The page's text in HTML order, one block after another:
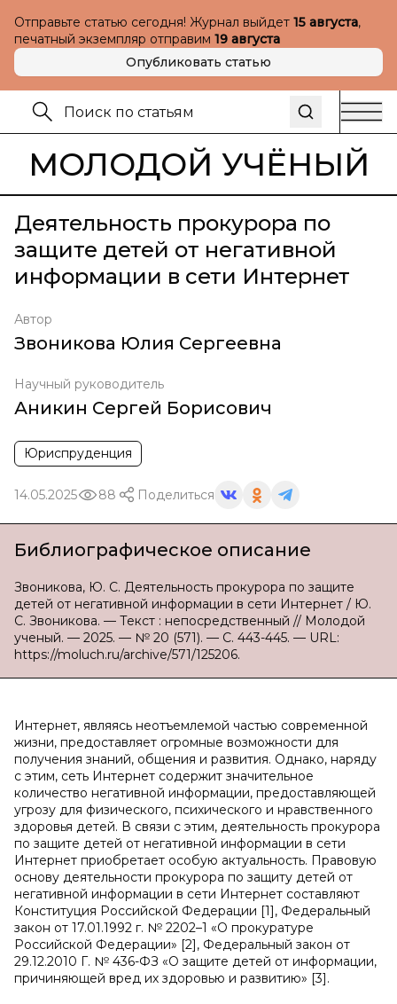
Отправьте статью сегодня! Журнал выйдет 15 августа,
печатный экземпляр отправим 19 августа
Опубликовать статью
МОЛОДОЙ УЧЁНЫЙ
Деятельность прокурора по
защите детей от негативной
информации в сети Интернет
Автор
Звоникова Юлия Сергеевна
Научный руководитель
Аникин Сергей Борисович
Юриспруденция
14.05.2025 88 Поделиться
Библиографическое описание
Звоникова, Ю. С. Деятельность прокурора по защите
детей от негативной информации в сети Интернет / Ю.
С. Звоникова. — Текст : непосредственный // Молодой
ученый. — 2025. — № 20 (571). — С. 443-445. — URL:
https://moluch.ru/archive/571/125206.
Интернет, являясь неотъемлемой частью современной
жизни, предоставляет огромные возможности для
получения знаний, общения и развития. Однако, наряду
с этим, сеть Интернет содержит значительное
количество негативной информации, предоставляющей
угрозу для физического, психического и нравственного
здоровья детей. В связи с этим, деятельность прокурора
по защите детей от негативной информации в сети
Интернет приобретает особую актуальность. Правовую
основу деятельности прокурора по защиту детей от
негативной информации в сети Интернет составляют
Конституция Российской Федерации [1], Федеральный
закон от 17.01.1992 г. № 2202–1 «О прокуратуре
Российской Федерации» [2], Федеральный закон от
29.12.2010 Г. № 436-ФЗ «О защите детей от информации,
причиняющей вред их здоровью и развитию» [3].